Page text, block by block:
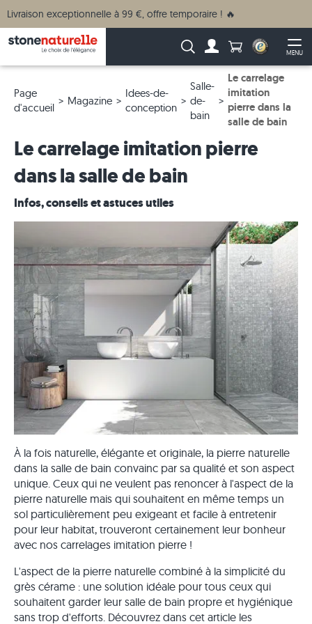
Livraison exceptionnelle à 99 €, offre temporaire ! 🔥
MENU
Recherche :Anzahl
Page
d'accueil
Magazine
Idees-de-
conception
Salle-
de-
bain
Le carrelage
imitation
pierre dans la
salle de bain
Le carrelage imitation pierre
dans la salle de bain
Infos, conseils et astuces utiles
À la fois naturelle, élégante et originale, la pierre naturelle
dans la salle de bain convainc par sa qualité et son aspect
unique. Ceux qui ne veulent pas renoncer à l'aspect de la
pierre naturelle mais qui souhaitent en même temps un
sol particulièrement peu exigeant et facile à entretenir
pour leur habitat, trouveront certainement leur bonheur
avec nos carrelages imitation pierre !
L'aspect de la pierre naturelle combiné à la simplicité du
grès cérame : une solution idéale pour tous ceux qui
souhaitent garder leur salle de bain propre et hygiénique
sans trop d'efforts. Découvrez dans cet article les